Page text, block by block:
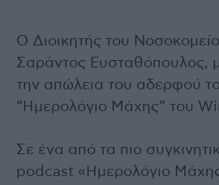
Ο Διοικητής του
Σαράντος Ευσταθόπουλος,
την απώλεια του αδερφού
“Ημερολόγιο Μάχης” του
Σε ένα από τα πιο
podcast «Ημερολόγιο